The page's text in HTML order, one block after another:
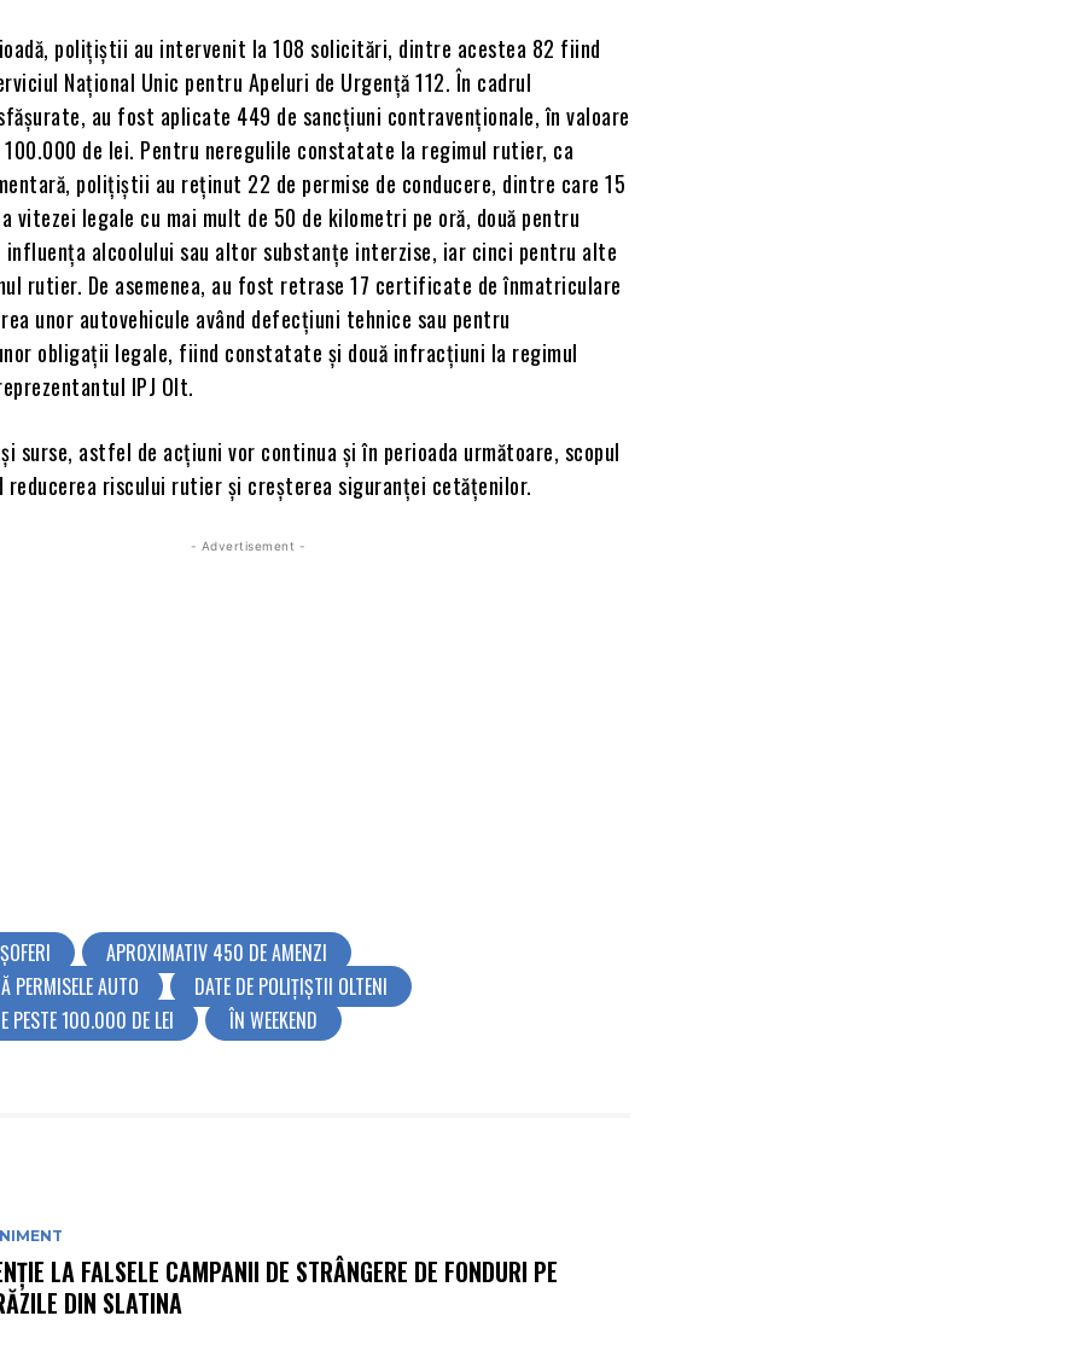
poliţiştii au intervenit la 108 solicitări, dintre acestea 82 fiind
Național Unic pentru Apeluri de Urgență 112. În cadrul
au fost aplicate 449 de sancțiuni contravenționale, în valoare
de lei. Pentru neregulile constatate la regimul rutier, ca
polițiștii au reținut 22 de permise de conducere, dintre care 15
vitezei legale cu mai mult de 50 de kilometri pe oră, două pentru
influența alcoolului sau altor substanțe interzise, iar cinci pentru alte
rutier. De asemenea, au fost retrase 17 certificate de înmatriculare
unor autovehicule având defecțiuni tehnice sau pentru
obligații legale, fiind constatate și două infracțiuni la regimul
IPJ Olt.
surse, astfel de acțiuni vor continua și în perioada următoare, scopul
riscului rutier și creșterea siguranței cetățenilor.
- Advertisement -
APROXIMATIV 450 DE AMENZI
PERMISELE AUTO
DATE DE POLIȚIȘTII OLTENI
PESTE 100.000 DE LEI
ÎN WEEKEND
LA FALSELE CAMPANII DE STRÂNGERE DE FONDURI PE
DIN SLATINA